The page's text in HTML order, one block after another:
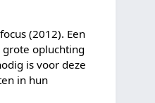
(2012). Een
grote opluchting
is voor deze
in hun